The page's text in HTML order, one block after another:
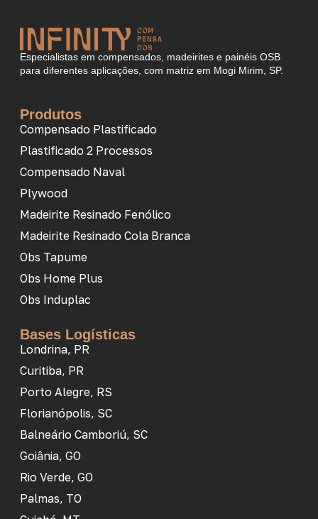
Especialistas em compensados, madeirites e painéis OSB
para diferentes aplicações, com matriz em Mogi Mirim, SP.
Produtos
Compensado Plastificado
Plastificado 2 Processos
Compensado Naval
Plywood
Madeirite Resinado Fenólico
Madeirite Resinado Cola Branca
Obs Tapume
Obs Home Plus
Obs Induplac
Bases Logísticas
Londrina, PR
Curitiba, PR
Porto Alegre, RS
Florianópolis, SC
Balneário Camboriú, SC
Goiânia, GO
Rio Verde, GO
Palmas, TO